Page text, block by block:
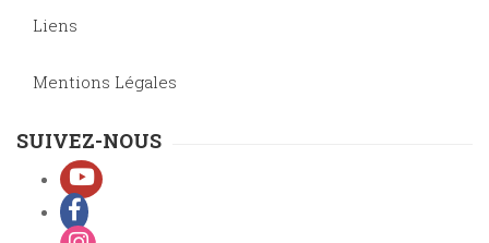
Liens
Mentions Légales
SUIVEZ-NOUS